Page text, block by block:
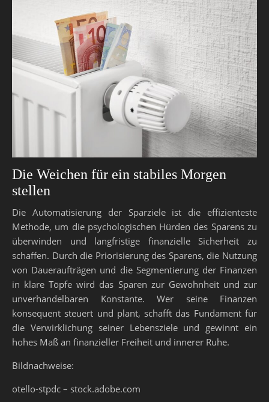
Die Weichen für ein stabiles Morgen
stellen
Die Automatisierung der Sparziele ist die effizienteste
Methode, um die psychologischen Hürden des Sparens zu
überwinden und langfristige finanzielle Sicherheit zu
schaffen. Durch die Priorisierung des Sparens, die Nutzung
von Daueraufträgen und die Segmentierung der Finanzen
in klare Töpfe wird das Sparen zur Gewohnheit und zur
unverhandelbaren Konstante. Wer seine Finanzen
konsequent steuert und plant, schafft das Fundament für
die Verwirklichung seiner Lebensziele und gewinnt ein
hohes Maß an finanzieller Freiheit und innerer Ruhe.
Bildnachweise:
otello-stpdc – stock.adobe.com